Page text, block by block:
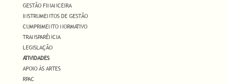
GESTÃO FINANCEIRA
INSTRUMENTOS DE GESTÃO
CUMPRIMENTO NORMATIVO
TRANSPARÊNCIA
LEGISLAÇÃO
ATIVIDADES
APOIO ÀS ARTES
RPAC